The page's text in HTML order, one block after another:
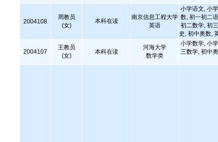
2004108
周教员
(女)
本科在读
南京信息工程大学
英语
小学语文, 小
数, 初一初二
初二数学, 初
史, 初中奥数,
2004107
王教员
(女)
本科在读
河海大学
数学类
小学数学, 小
三数学, 初中